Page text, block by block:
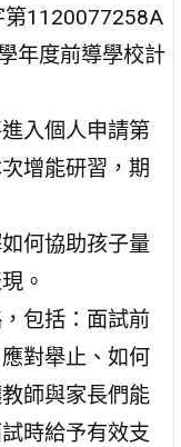
第1120077258A
年度前導學校計
入個人申請第
增能研習，期
何協助孩子量
。
包括：面試前
對舉止、如何
師與家長們能
時給予有效支